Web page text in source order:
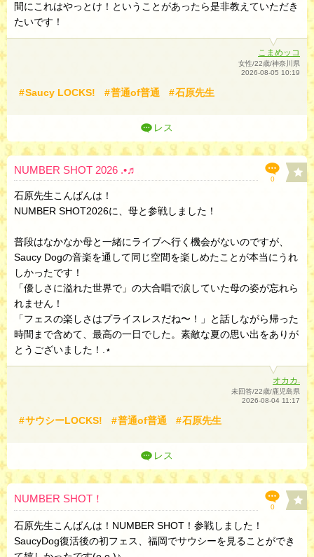
間にこれはやっとけ！ということがあったら是非教えていただき
たいです！
こまめッコ
女性/22歳/神奈川県
2026-08-05 10:19
Saucy LOCKS! 普通of普通 石原先生
レス
0
NUMBER SHOT 2026 .•♬
石原先生こんばんは！
NUMBER SHOT2026に、母と参戦しました！
普段はなかなか母と一緒にライブへ行く機会がないのですが、
Saucy Dogの音楽を通して同じ空間を楽しめたことが本当にうれ
しかったです！
「優しさに溢れた世界で」の大合唱で涙していた母の姿が忘れら
れません！
「フェスの楽しさはプライスレスだね〜！」と話しながら帰った
時間まで含めて、最高の一日でした。素敵な夏の思い出をありが
とうございました！.⋆
オカカ.
未回答/22歳/鹿児島県
2026-08-04 11:17
サウシーLOCKS! 普通of普通 石原先生
レス
0
NUMBER SHOT！
石原先生こんばんは！NUMBER SHOT！参戦しました！
SaucyDog復活後の初フェス、福岡でサウシーを見ることができ